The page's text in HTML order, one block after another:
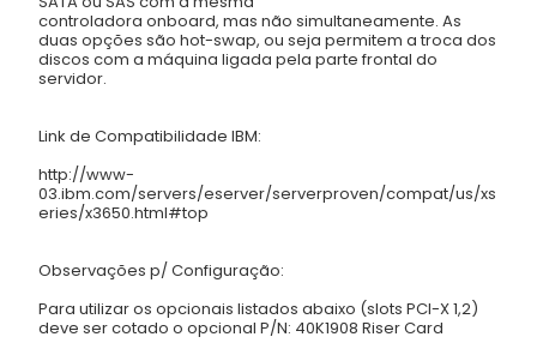
controladora onboard, mas não simultaneamente. As
duas opções são hot-swap, ou seja permitem a troca dos
discos com a máquina ligada pela parte frontal do
servidor.
Link de Compatibilidade IBM:
http://www-
03.ibm.com/servers/eserver/serverproven/compat/us/xs
eries/x3650.html#top
Observações p/ Configuração:
Para utilizar os opcionais listados abaixo (slots PCI-X 1,2)
deve ser cotado o opcional P/N: 40K1908 Riser Card